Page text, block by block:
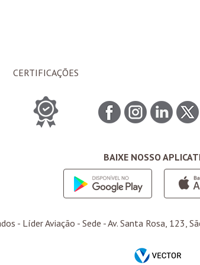
CERTIFICAÇÕES
- Líder Aviação - Sede - Av. Santa Rosa, 123,
BAIXE NOSSO